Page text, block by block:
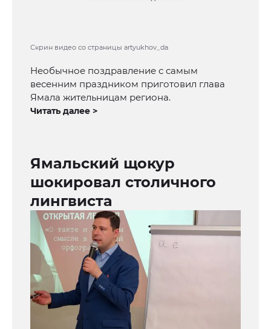
Скрин видео со страницы artyukhov_da
Необычное поздравление с самым
весенним праздником приготовил глава
Ямала жительницам региона.
Читать далее >
Ямальский щокур
шокировал столичного
лингвиста